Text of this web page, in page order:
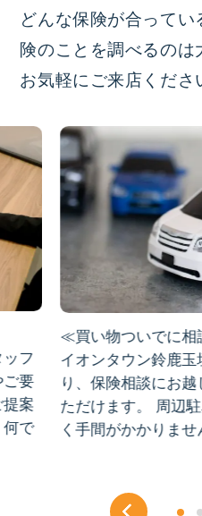
どんな保険が合って
険のことを調べるの
お気軽にご来店くださ
フ
要
案
で
≪買い物ついでに
イオンタウン鈴鹿
り、保険相談にお
ただけます。 周辺
く手間がかかりませ